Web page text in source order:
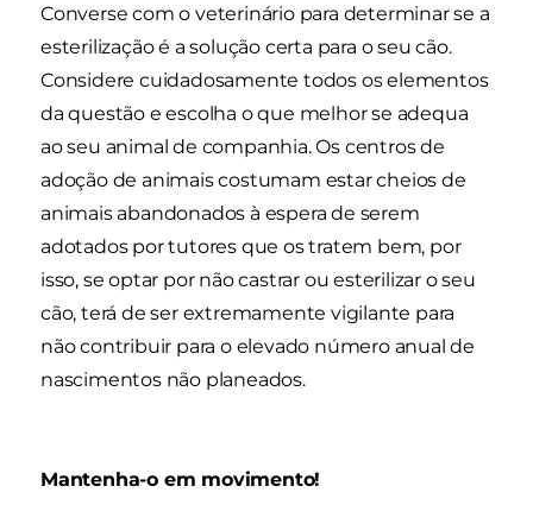
Converse com o veterinário para determinar se a
esterilização é a solução certa para o seu cão.
Considere cuidadosamente todos os elementos
da questão e escolha o que melhor se adequa
ao seu animal de companhia. Os centros de
adoção de animais costumam estar cheios de
animais abandonados à espera de serem
adotados por tutores que os tratem bem, por
isso, se optar por não castrar ou esterilizar o seu
cão, terá de ser extremamente vigilante para
não contribuir para o elevado número anual de
nascimentos não planeados.
Mantenha-o em movimento!